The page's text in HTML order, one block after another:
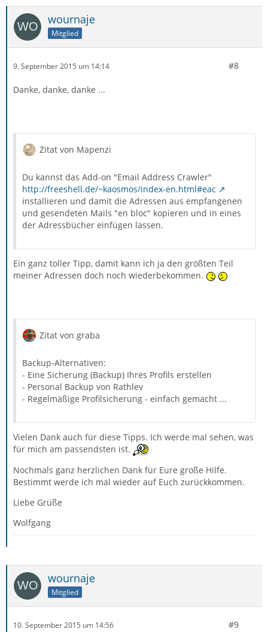
wournaje
Mitglied
9. September 2015 um 14:14 #8
Danke, danke, danke ...
Zitat von Mapenzi
Du kannst das Add-on "Email Address Crawler"
http://freeshell.de/~kaosmos/index-en.html#eac
installieren und damit die Adressen aus empfangenen
und gesendeten Mails "en bloc" kopieren und in eines
der Adressbücher einfügen lassen.
Ein ganz toller Tipp, damit kann ich ja den größten Teil
meiner Adressen doch noch wiederbekommen.
Zitat von graba
Backup-Alternativen:
- Eine Sicherung (Backup) Ihres Profils erstellen
- Personal Backup von Rathlev
- Regelmäßige Profilsicherung - einfach gemacht ...
Vielen Dank auch für diese Tipps. Ich werde mal sehen, was
für mich am passendsten ist.
Nochmals ganz herzlichen Dank für Eure große Hilfe.
Bestimmt werde ich mal wieder auf Euch zurückkommen.
Liebe Grüße
Wolfgang
wournaje
Mitglied
10. September 2015 um 14:56 #9